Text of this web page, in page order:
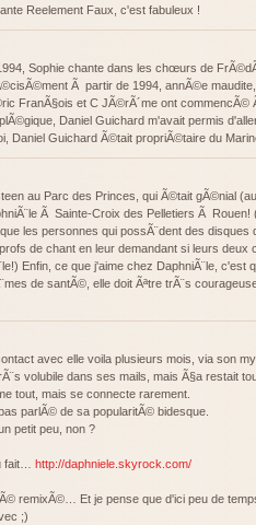
Reelement Faux, c'est fabuleux !
Sophie chante dans les chœurs de
Ã partir de 1994, annÃ©e
FranÃ§ois et C JÃ©rÃ´me ont
Daniel Guichard m'avait permis
Daniel Guichard Ã©tait propriÃ©taire du
au Parc des Princes, qui Ã©tait gÃ©nial
Ã Sainte-Croix des Pelletiers Ã
les personnes qui possÃ¨dent des disques
de chant en leur demandant si leurs
Enfin, ce que j'aime chez DaphniÃ¨le,
de santÃ©, elle doit Ãªtre trÃ¨s
avec elle voila plusieurs mois, via son
volubile dans ses mails, mais Ã§a restait
tout, mais se connecte rarement.
parlÃ© de sa popularitÃ© bidesque.
petit peu, non ?
fait… http://daphniele.skyrock.com/
remixÃ©… Et je pense que d'ici peu de
;)